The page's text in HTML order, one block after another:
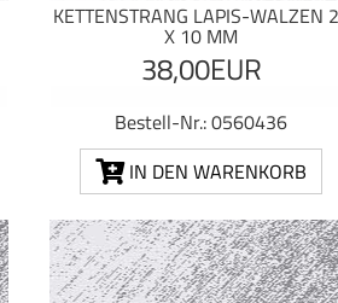
KETTENSTRANG LAPIS-WALZEN
X 10 MM
38,00EUR
Bestell-Nr.: 0560436
IN DEN WARENKORB